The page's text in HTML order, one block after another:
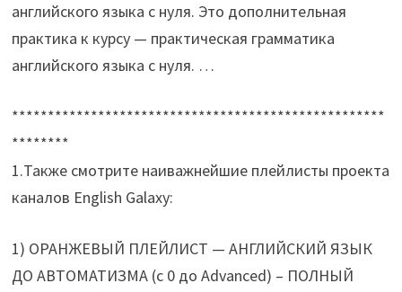
английского языка с нуля. Это дополнительная
практика к курсу — практическая грамматика
английского языка с нуля. …
****************************************************
********
1.Также смотрите наиважнейшие плейлисты проекта
каналов English Galaxy:
1) ОРАНЖЕВЫЙ ПЛЕЙЛИСТ — АНГЛИЙСКИЙ ЯЗЫК
ДО АВТОМАТИЗМА (с 0 до Advanced) – ПОЛНЫЙ